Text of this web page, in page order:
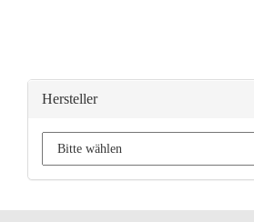
Hersteller